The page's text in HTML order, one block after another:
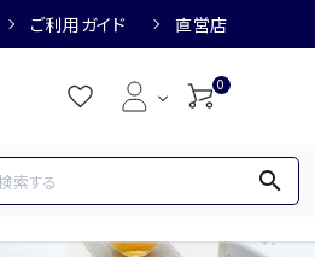
ご利用ガイド 直営店
0
search